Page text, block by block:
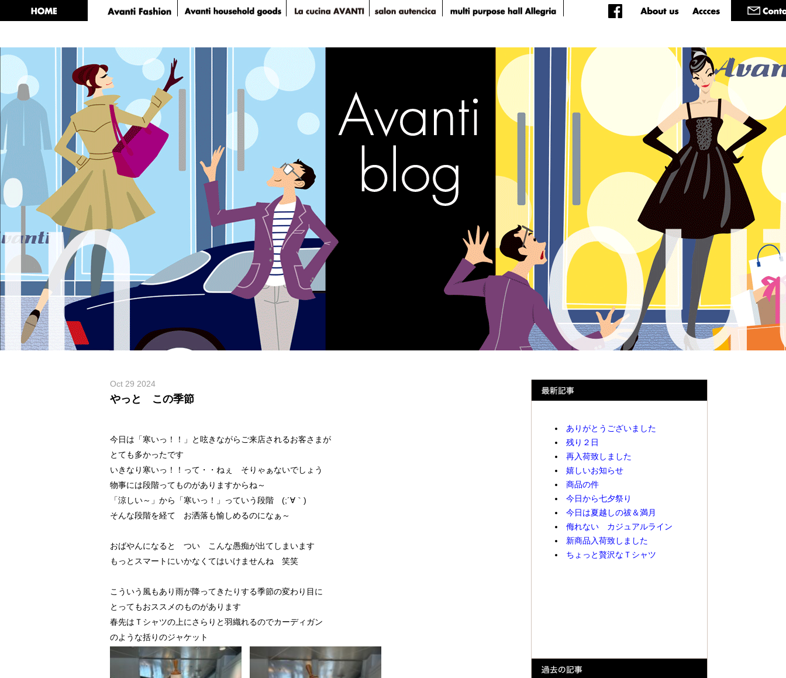
Oct 29 2024
やっと この季節
今日は「寒いっ！！」と呟きながらご来店されるお客さまが
とても多かったです
いきなり寒いっ！！って・・ねぇ そりゃぁないでしょう
物事には段階ってものがありますからね～
「涼しい～」から「寒いっ！」っていう段階 (;´∀｀)
そんな段階を経て お洒落も愉しめるのになぁ～
おばやんになると つい こんな愚痴が出てしまいます
もっとスマートにいかなくてはいけませんね 笑笑
こういう風もあり雨が降ってきたりする季節の変わり目に
とってもおススメのものがあります
春先はＴシャツの上にさらりと羽織れるのでカーディガン
のような括りのジャケット
ありがとうございました
残り２日
再入荷致しました
嬉しいお知らせ
商品の件
今日から七夕祭り
今日は夏越しの祓＆満月
侮れない カジュアルライン
新商品入荷致しました
ちょっと贅沢なＴシャツ